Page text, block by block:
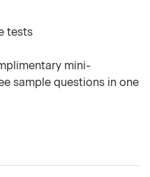
tests
mini-
sample questions in one